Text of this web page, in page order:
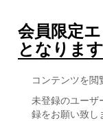
会員限定
となります
コンテンツを閲
未登録のユーザ
録をお願い致し